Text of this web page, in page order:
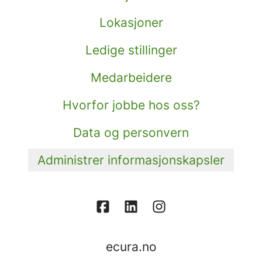
Lokasjoner
Ledige stillinger
Medarbeidere
Hvorfor jobbe hos oss?
Data og personvern
Administrer informasjonskapsler
ecura.no